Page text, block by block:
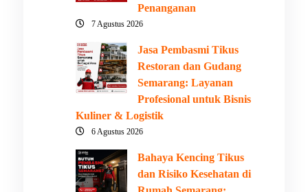
Penanganan
7 Agustus 2026
Jasa Pembasmi Tikus
Restoran dan Gudang
Semarang: Layanan
Profesional untuk Bisnis
Kuliner & Logistik
6 Agustus 2026
Bahaya Kencing Tikus
dan Risiko Kesehatan di